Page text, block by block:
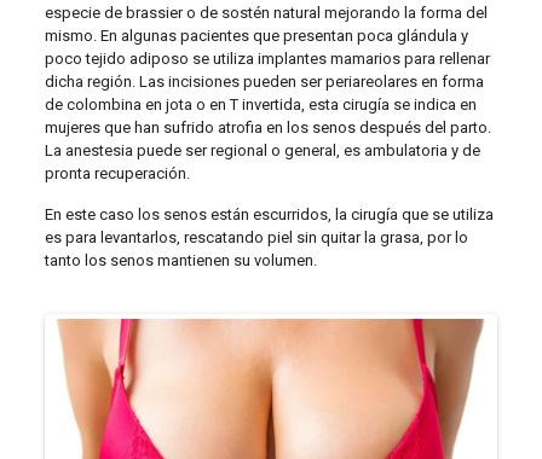
especie de brassier o de sostén natural mejorando la forma del
mismo. En algunas pacientes que presentan poca glándula y
poco tejido adiposo se utiliza implantes mamarios para rellenar
dicha región. Las incisiones pueden ser periareolares en forma
de colombina en jota o en T invertida, esta cirugía se indica en
mujeres que han sufrido atrofia en los senos después del parto.
La anestesia puede ser regional o general, es ambulatoria y de
pronta recuperación.
En este caso los senos están escurridos, la cirugía que se utiliza
es para levantarlos, rescatando piel sin quitar la grasa, por lo
tanto los senos mantienen su volumen.